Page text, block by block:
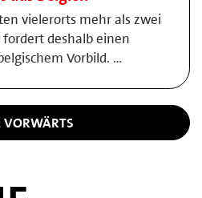
vielerorts mehr als zwei
fordert deshalb einen
Vorbild. …